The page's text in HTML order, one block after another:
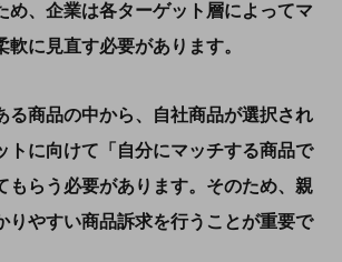
め、企業は各ターゲット層によってマ
軟に見直す必要があります。
る商品の中から、自社商品が選択され
トに向けて「自分にマッチする商品で
もらう必要があります。そのため、親
りやすい商品訴求を行うことが重要で